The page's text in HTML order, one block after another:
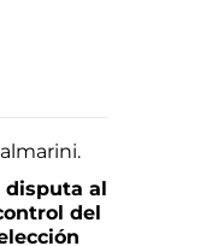
disputa al
del